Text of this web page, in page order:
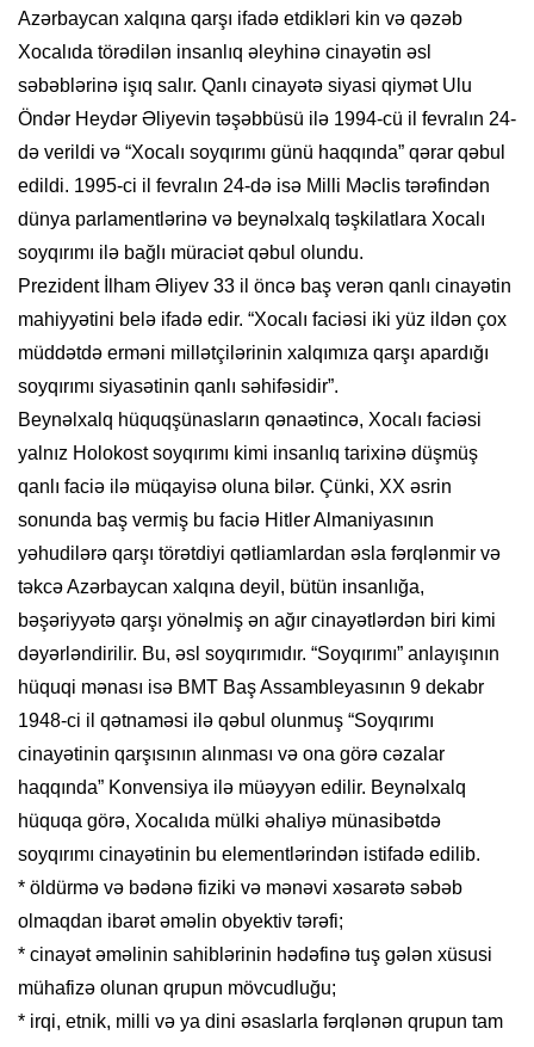
Azərbaycan xalqına qarşı ifadə etdikləri kin və qəzəb
Xocalıda törədilən insanlıq əleyhinə cinayətin əsl
səbəblərinə işıq salır. Qanlı cinayətə siyasi qiymət Ulu
Öndər Heydər Əliyevin təşəbbüsü ilə 1994-cü il fevralın 24-
də verildi və “Xocalı soyqırımı günü haqqında” qərar qəbul
edildi. 1995-ci il fevralın 24-də isə Milli Məclis tərəfindən
dünya parlamentlərinə və beynəlxalq təşkilatlara Xocalı
soyqırımı ilə bağlı müraciət qəbul olundu.
Prezident İlham Əliyev 33 il öncə baş verən qanlı cinayətin
mahiyyətini belə ifadə edir. “Xocalı faciəsi iki yüz ildən çox
müddətdə erməni millətçilərinin xalqımıza qarşı apardığı
soyqırımı siyasətinin qanlı səhifəsidir”.
Beynəlxalq hüquqşünasların qənaətincə, Xocalı faciəsi
yalnız Holokost soyqırımı kimi insanlıq tarixinə düşmüş
qanlı faciə ilə müqayisə oluna bilər. Çünki, XX əsrin
sonunda baş vermiş bu faciə Hitler Almaniyasının
yəhudilərə qarşı törətdiyi qətliamlardan əsla fərqlənmir və
təkcə Azərbaycan xalqına deyil, bütün insanlığa,
bəşəriyyətə qarşı yönəlmiş ən ağır cinayətlərdən biri kimi
dəyərləndirilir. Bu, əsl soyqırımıdır. “Soyqırımı” anlayışının
hüquqi mənası isə BMT Baş Assambleyasının 9 dekabr
1948-ci il qətnaməsi ilə qəbul olunmuş “Soyqırımı
cinayətinin qarşısının alınması və ona görə cəzalar
haqqında” Konvensiya ilə müəyyən edilir. Beynəlxalq
hüquqa görə, Xocalıda mülki əhaliyə münasibətdə
soyqırımı cinayətinin bu elementlərindən istifadə edilib.
* öldürmə və bədənə fiziki və mənəvi xəsarətə səbəb
olmaqdan ibarət əməlin obyektiv tərəfi;
* cinayət əməlinin sahiblərinin hədəfinə tuş gələn xüsusi
mühafizə olunan qrupun mövcudluğu;
* irqi, etnik, milli və ya dini əsaslarla fərqlənən qrupun tam